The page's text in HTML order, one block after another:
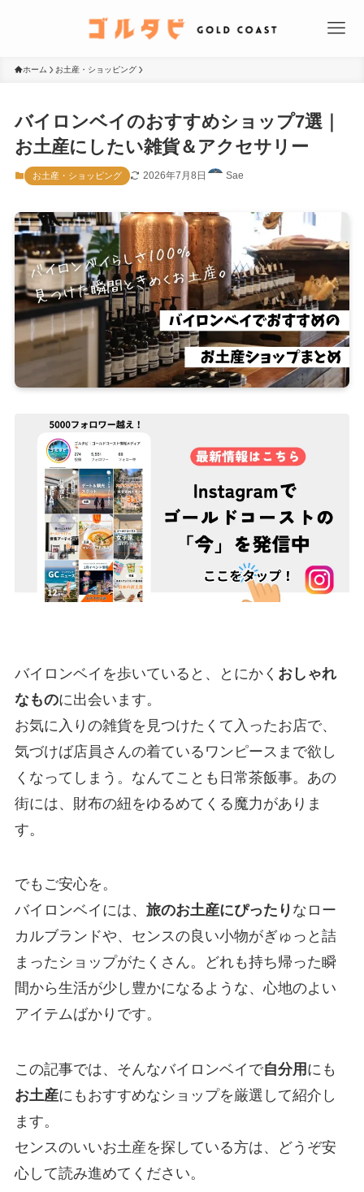
ホーム お土産・ショッピング
バイロンベイのおすすめショップ7選｜
お土産にしたい雑貨＆アクセサリー
お土産・ショッピング 2026年7月8日 Sae
バイロンベイを歩いていると、とにかく おしゃれ
なものに出会います。
お気に入りの雑貨を見つけたくて入ったお店で、
気づけば店員さんの着ているワンピースまで欲し
くなってしまう。なんてことも日常茶飯事。あの
街には、財布の紐をゆるめてくる魔力がありま
す。
でもご安心を。
バイロンベイには、 旅のお土産にぴったり なロー
カルブランドや、センスの良い小物がぎゅっと詰
まったショップがたくさん。どれも持ち帰った瞬
間から生活が少し豊かになるような、心地のよい
アイテムばかりです。
この記事では、そんなバイロンベイで自分用 にも
お土産にもおすすめなショップを厳選して紹介し
ます。
センスのいいお土産を探している方は、どうぞ安
心して読み進めてください。